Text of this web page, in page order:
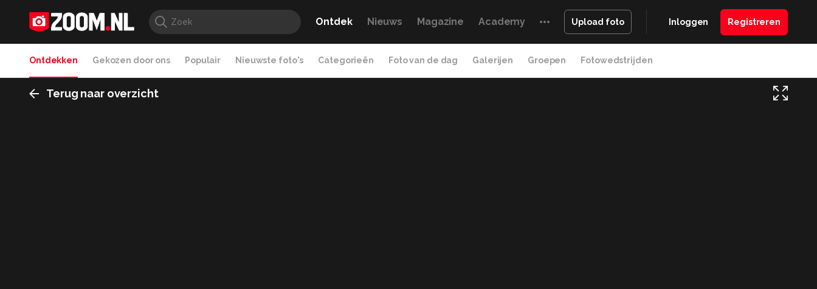
Ontdek Nieuws Magazine Academy Upload foto Inloggen Registreren
Ontdekken Gekozen door ons Populair Nieuwste foto's Categorieën Foto van de dag Galerijen Groepen Fotowedstrijden
Terug naar overzicht